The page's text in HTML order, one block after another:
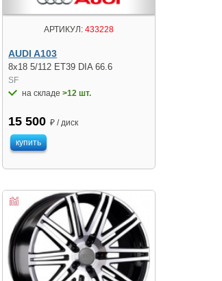
АРТИКУЛ: 433228
AUDI A103
8x18 5/112 ET39 DIA 66.6
SF
на складе>12 шт.
15 500 ₽ / диск
купить